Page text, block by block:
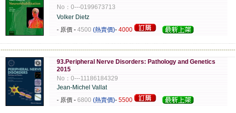
No：0---0199673713
Volker Dietz
- 原價 - 4500 (熱賣價)- 4000
---------------------------------------------------------------------------------------------------------------------
93.Peripheral Nerve Disorders: Pathology and Genetics
2015
No：0---11186184329
Jean-Michel Vallat
- 原價 - 6800 (熱賣價)- 5500